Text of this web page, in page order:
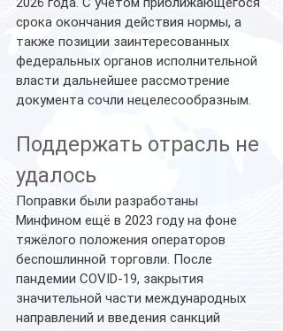
срока окончания действия нормы, а
также позиции заинтересованных
федеральных органов исполнительной
власти дальнейшее рассмотрение
документа сочли нецелесообразным.
Поддержать отрасль не
удалось
Поправки были разработаны
Минфином ещё в 2023 году на фоне
тяжёлого положения операторов
беспошлинной торговли. После
пандемии COVID-19, закрытия
значительной части международных
направлений и введения санкций